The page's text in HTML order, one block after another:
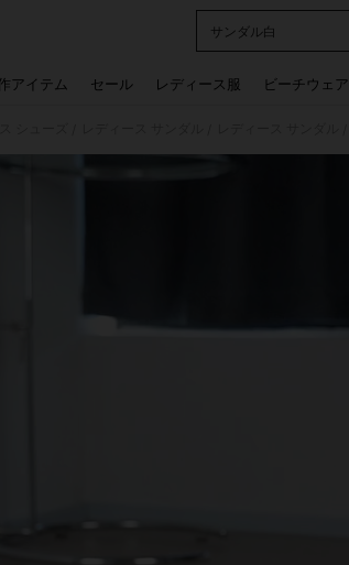
サンダル白
アイテム セール レディース服 ビーチウェア